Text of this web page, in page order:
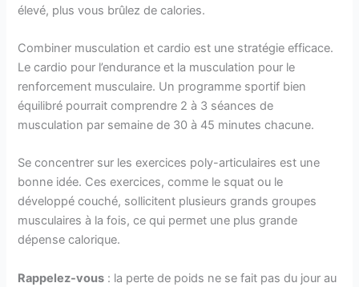
élevé, plus vous brûlez de calories.
Combiner musculation et cardio est une stratégie efficace.
Le cardio pour l’endurance et la musculation pour le
renforcement musculaire. Un programme sportif bien
équilibré pourrait comprendre 2 à 3 séances de
musculation par semaine de 30 à 45 minutes chacune.
Se concentrer sur les exercices poly-articulaires est une
bonne idée. Ces exercices, comme le squat ou le
développé couché, sollicitent plusieurs grands groupes
musculaires à la fois, ce qui permet une plus grande
dépense calorique.
Rappelez-vous : la perte de poids ne se fait pas du jour au